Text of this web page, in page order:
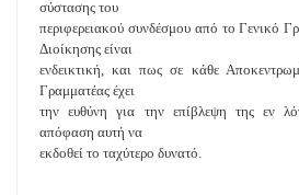
σύστασης του
περιφερειακού συνδέσμου από το Γενικό
Διοίκησης είναι
ενδεικτική, και πως σε κάθε
Γραμματέας έχει
την ευθύνη για την επίβλεψη της εν
απόφαση αυτή να
εκδοθεί το ταχύτερο δυνατό.